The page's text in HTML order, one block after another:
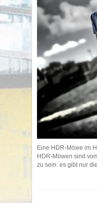
Eine HDR-Möwe im
HDR-Möwen sind
zu sein: es gibt nur